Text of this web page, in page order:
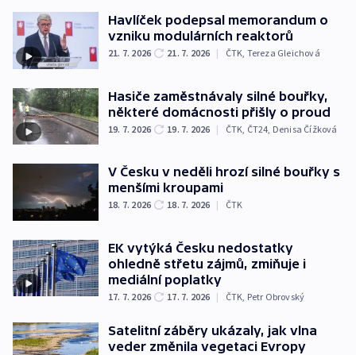
Havlíček podepsal memorandum o
vzniku modulárních reaktorů
21. 7. 2026 21. 7. 2026 | ČTK, Tereza Gleichová
Hasiče zaměstnávaly silné bouřky,
některé domácnosti přišly o proud
19. 7. 2026 19. 7. 2026 | ČTK ČT24 Denisa Čížková
V Česku v neděli hrozí silné bouřky s
menšími kroupami
18. 7. 2026 18. 7. 2026 | ČTK
EK vytýká Česku nedostatky
ohledně střetu zájmů, zmiňuje i
mediální poplatky
17. 7. 2026 17. 7. 2026 | ČTK Petr Obrovský
Satelitní záběry ukázaly, jak vlna
veder změnila vegetaci Evropy